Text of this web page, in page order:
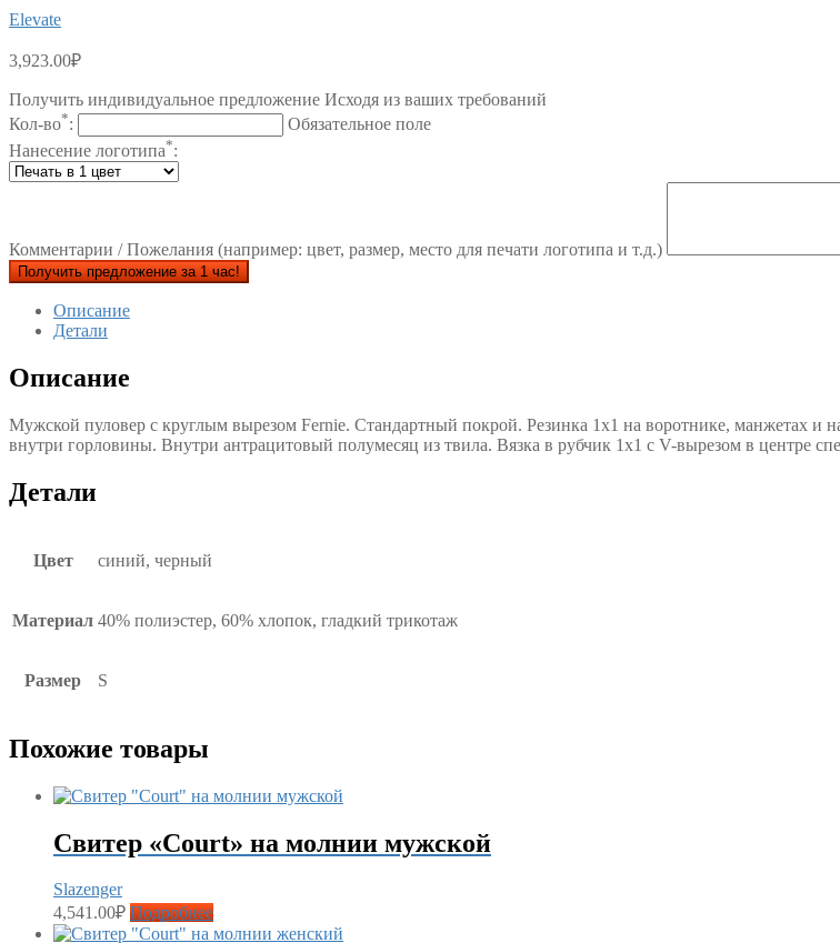
Elevate
3,923.00₽
Получить индивидуальное предложение Исходя из ваших требований
Кол-во*:
Обязательное поле
Нанесение логотипа*:
Комментарии / Пожелания (например: цвет, размер, место для печати логотипа и т.д.)
Получить предложение за 1 час!
Описание
Детали
Описание
Мужской пуловер с круглым вырезом Fernie. Стандартный покрой. Резинка 1х1 на воротнике, манжетах и
внутри горловины. Внутри антрацитовый полумесяц из твила. Вязка в рубчик 1х1 с V-вырезом в центре
Детали
Цвет синий, черный
Материал 40% полиэстер, 60% хлопок, гладкий трикотаж
Размер S
Похожие товары
Свитер «Court» на молнии мужской
Slazenger
4,541.00₽ Подробнее